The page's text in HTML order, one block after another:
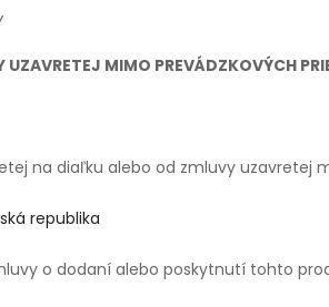
MIMO PREVÁDZKOVÝCH
na diaľku alebo od zmluvy uzavretej
republika
o dodaní alebo poskytnutí tohto